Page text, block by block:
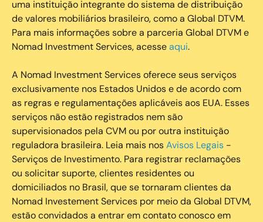
uma instituição integrante do sistema de distribuição
de valores mobiliários brasileiro, como a Global DTVM.
Para mais informações sobre a parceria Global DTVM e
Nomad Investment Services, acesseaqui.
A Nomad Investment Services oferece seus serviços
exclusivamente nos Estados Unidos e de acordo com
as regras e regulamentações aplicáveis aos EUA. Esses
serviços não estão registrados nem são
supervisionados pela CVM ou por outra instituição
reguladora brasileira. Leia mais nosAvisos Legais -
Serviços de Investimento. Para registrar reclamações
ou solicitar suporte, clientes residentes ou
domiciliados no Brasil, que se tornaram clientes da
Nomad Investement Services por meio da Global DTVM,
estão convidados a entrar em contato conosco em